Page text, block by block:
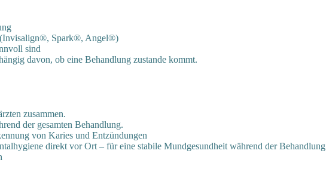
(Invisalign®, Spark®, Angel®)
sind
davon, ob eine Behandlung zustande kommt.
zusammen.
der gesamten Behandlung.
von Karies und Entzündungen
direkt vor Ort – für eine stabile Mundgesundheit während der Behandlung